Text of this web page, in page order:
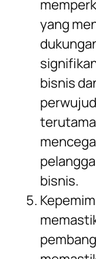
yang
bisnis
bisnis.